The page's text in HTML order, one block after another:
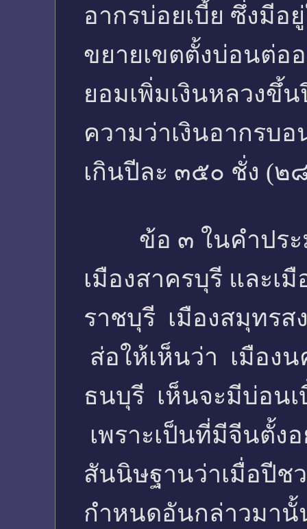
อากรบ่อยเบี้ย ซึ่งมีอ
ขยายเขตตั้งบ่อนต่อ
ยอมเพิ่มเงินหลวง
ความว่าเงินอากรบ
เกินปีละ ๓๕๐ ชั่ง (๒
ข้อ ๓ ในคำประมู
เมืองสาครบุรี และเ
ราชบุรี เมืองสมุทรส
ส่อให้เห็นว่า เมืองน
ธนบุรี เห็นจะมีบ่อน
เพราะเป็นที่มีจีนตั้ง
สันนิษฐานว่าเมื่อปีช
กำหนดอันกล่าวมานั้